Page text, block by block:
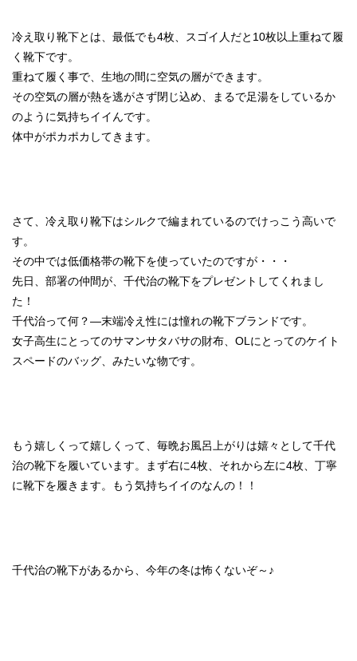
冷え取り靴下とは、最低でも4枚、スゴイ人だと10枚以上重ねて履
く靴下です。
重ねて履く事で、生地の間に空気の層ができます。
その空気の層が熱を逃がさず閉じ込め、まるで足湯をしているか
のように気持ちイイんです。
体中がポカポカしてきます。
さて、冷え取り靴下はシルクで編まれているのでけっこう高いで
す。
その中では低価格帯の靴下を使っていたのですが・・・
先日、部署の仲間が、千代治の靴下をプレゼントしてくれまし
た！
千代治って何？―末端冷え性には憧れの靴下ブランドです。
女子高生にとってのサマンサタバサの財布、OLにとってのケイト
スペードのバッグ、みたいな物です。
もう嬉しくって嬉しくって、毎晩お風呂上がりは嬉々として千代
治の靴下を履いています。まず右に4枚、それから左に4枚、丁寧
に靴下を履きます。もう気持ちイイのなんの！！
千代治の靴下があるから、今年の冬は怖くないぞ～♪